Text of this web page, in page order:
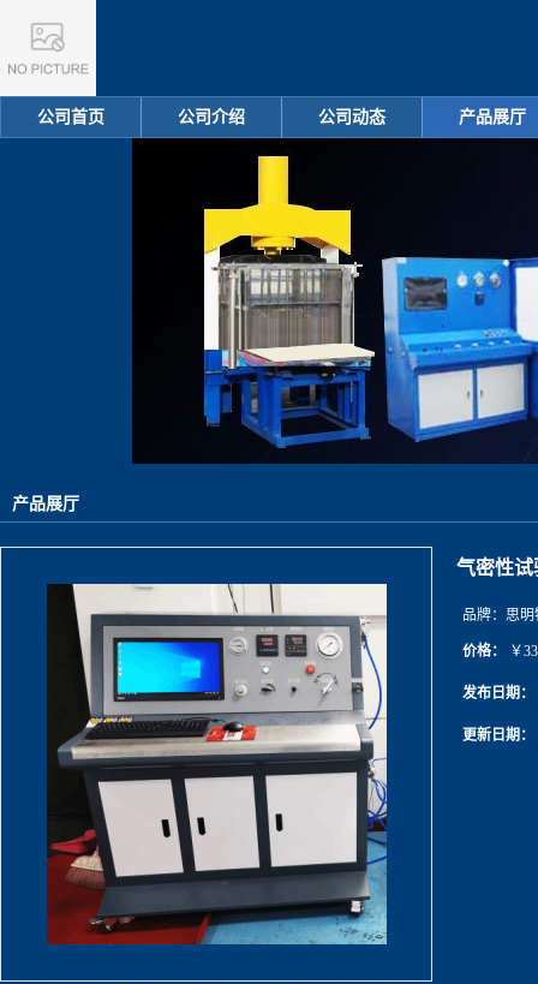
公司首页 公司介绍 公司动态 产品展厅
产品展厅
气密性试
品牌： 思明
价格： ￥
发布日期：
更新日期：